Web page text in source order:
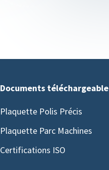
Documents téléchargeable
Plaquette Polis Précis
Plaquette Parc Machines
Certifications ISO